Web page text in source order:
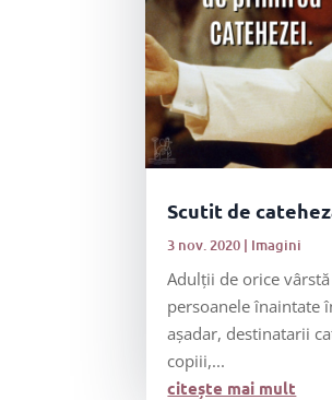
Scutit de
3 nov. 2020 | Imagini
Adulții de orice
persoanele înaintate
așadar, destinatarii
copiii,...
citește mai mult